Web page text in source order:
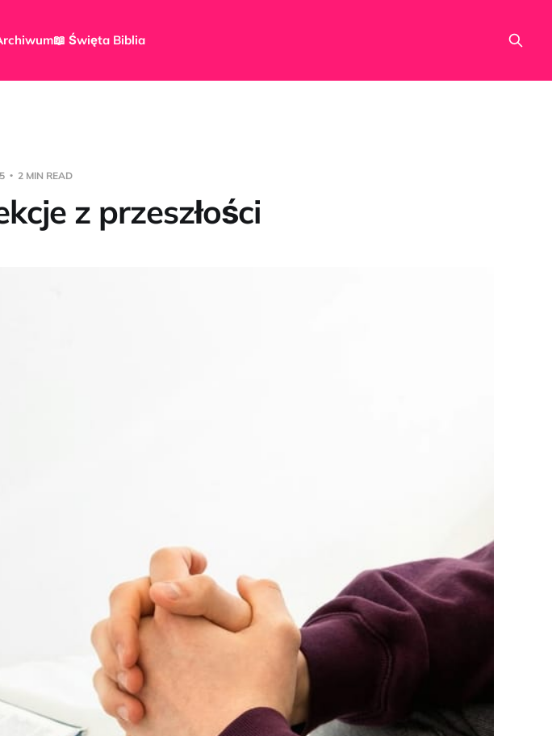
📖 Święta Biblia
2 MIN READ
z przeszłości